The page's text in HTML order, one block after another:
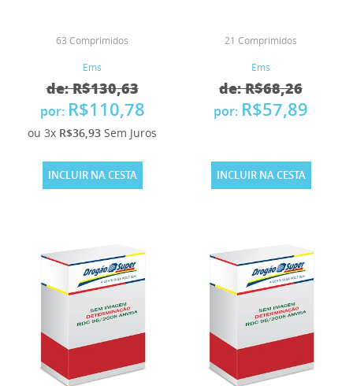
63 Comprimidos
Ems
de: R$130,63
por: R$110,78
ou 3x R$36,93 Sem Juros
INCLUIR NA CESTA
21 Comprimidos
Ems
de: R$68,26
por: R$57,89
INCLUIR NA CESTA